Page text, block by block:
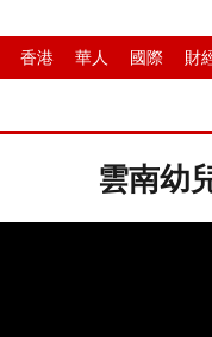
香港 華人 國際 財
雲南幼